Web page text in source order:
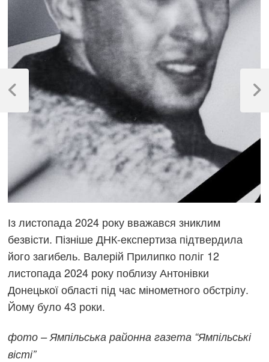
Із листопада 2024 року вважався зниклим
безвісти. Пізніше ДНК-експертиза підтвердила
його загибель. Валерій Прилипко поліг 12
листопада 2024 року поблизу Антонівки
Донецької області під час мінометного обстрілу.
Йому було 43 роки.
фото – Ямпільська районна газета “Ямпільські
вісті”
Навігація
записів
Previous
Next